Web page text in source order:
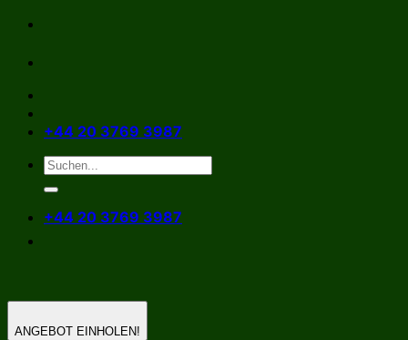
Zum
springen
+44 20 3769 3987
+44 20 3769 3987
ANGEBOT EINHOLEN!